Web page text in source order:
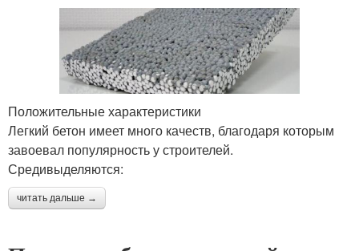
Положительные характеристики
Легкий бетон имеет много качеств, благодаря которым
завоевал популярность у строителей.
Средивыделяются:
читать дальше →